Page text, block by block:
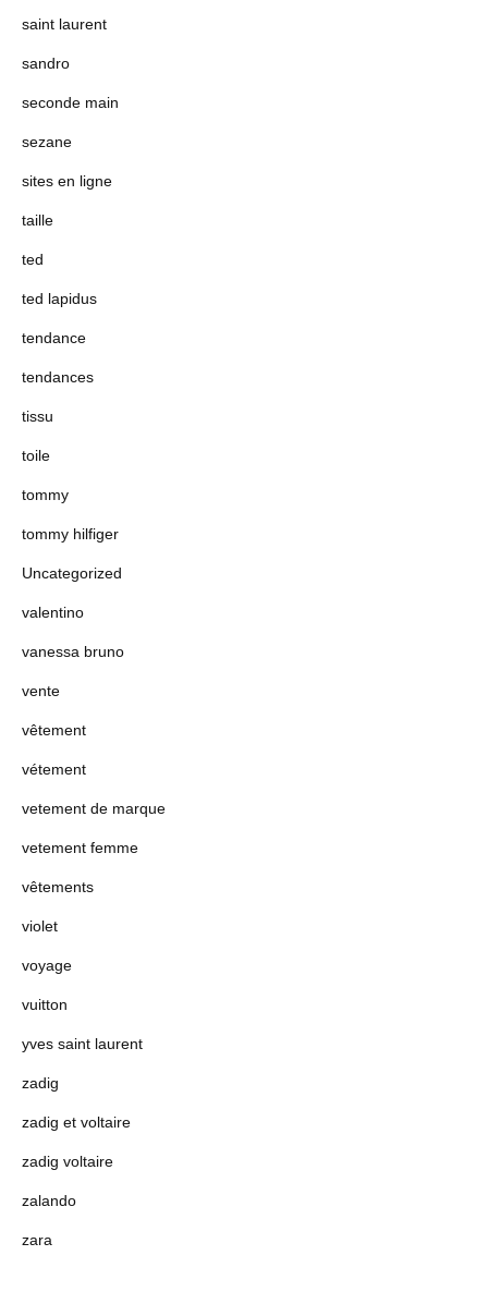
saint laurent
sandro
seconde main
sezane
sites en ligne
taille
ted
ted lapidus
tendance
tendances
tissu
toile
tommy
tommy hilfiger
Uncategorized
valentino
vanessa bruno
vente
vêtement
vétement
vetement de marque
vetement femme
vêtements
violet
voyage
vuitton
yves saint laurent
zadig
zadig et voltaire
zadig voltaire
zalando
zara